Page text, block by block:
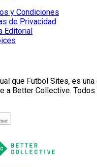
y Condiciones
de Privacidad
Editorial
que Futbol Sites, es una
a Better Collective.